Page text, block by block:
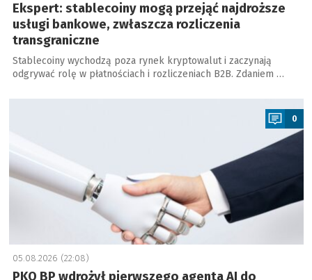
Ekspert: stablecoiny mogą przejąć najdroższe
usługi bankowe, zwłaszcza rozliczenia
transgraniczne
Stablecoiny wychodzą poza rynek kryptowalut i zaczynają
odgrywać rolę w płatnościach i rozliczeniach B2B. Zdaniem …
a
0
05.08.2026 (22:08)
PKO BP wdrożył pierwszego agenta AI do